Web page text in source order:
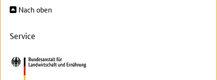
Nach oben
Service